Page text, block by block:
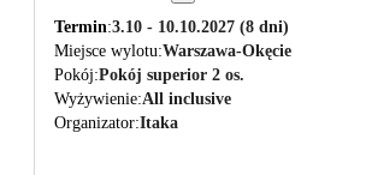
Termin 3.10 - 10.10.2027 (8 dni)
Miejsce wylotu Warszawa-Okęcie
Pokój Pokój superior 2 os.
Wyżywienie All inclusive
Organizator Itaka